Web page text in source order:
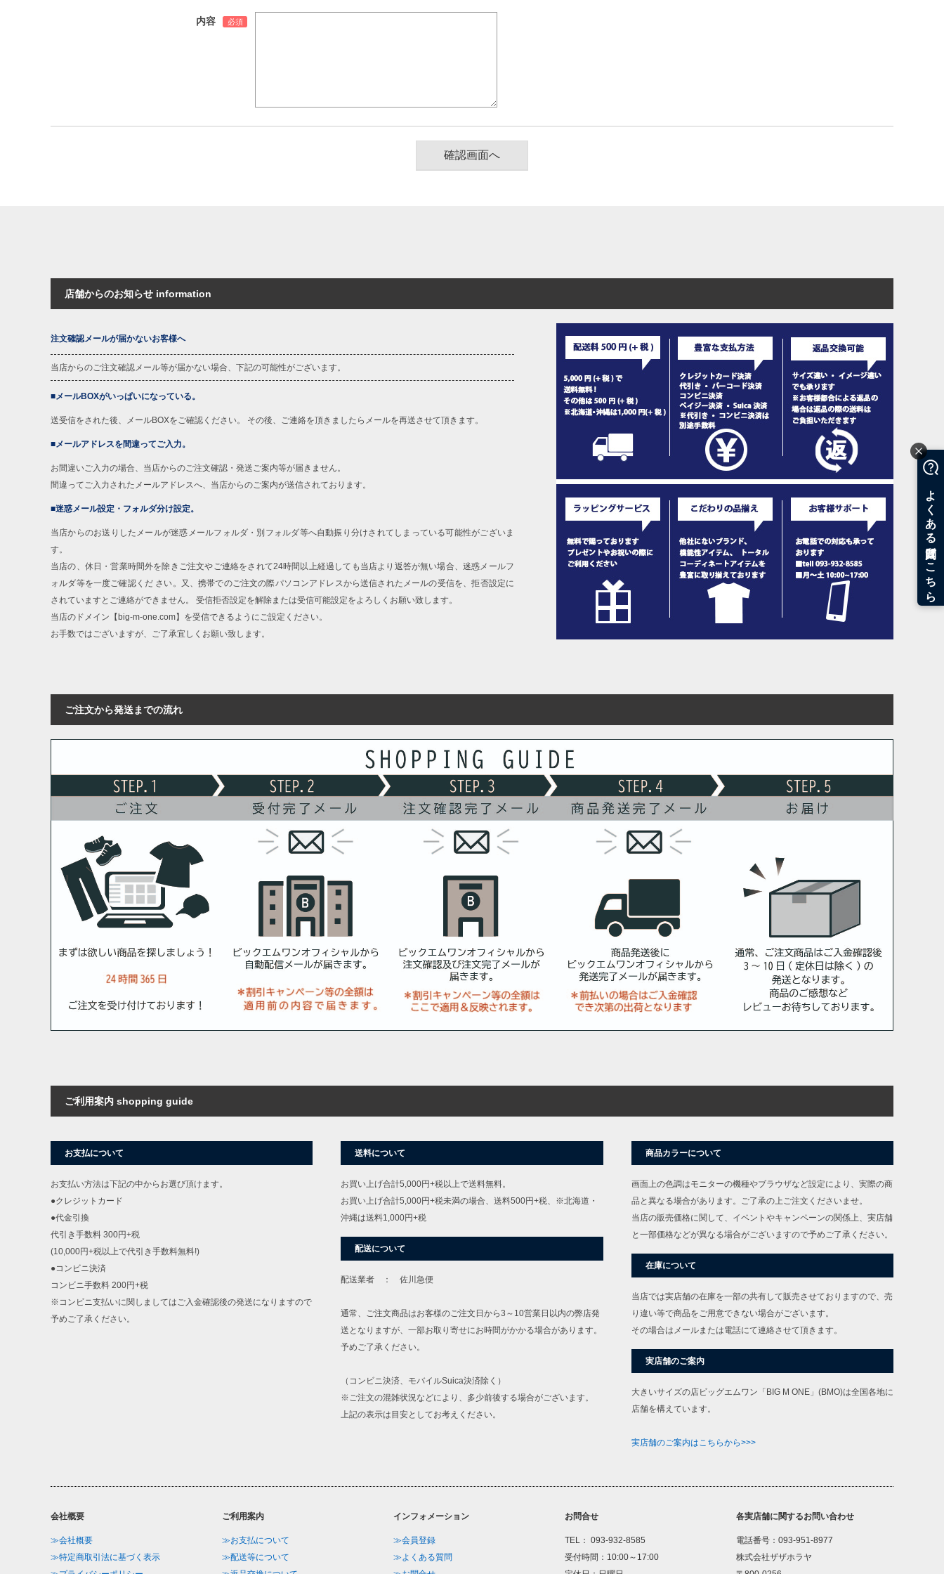
内容
店舗からのお知らせ information
注文確認メールが届かないお客様へ
当店からのご注文確認メール等が届かない場合、下記の可能性がございます。
■メールBOXがいっぱいになっている。
送受信をされた後、メールBOXをご確認ください。 その後、ご連絡を頂きましたらメールを再送させて頂きます。
■メールアドレスを間違ってご入力。
お間違いご入力の場合、当店からのご注文確認・発送ご案内等が届きません。
間違ってご入力されたメールアドレスへ、当店からのご案内が送信されております。
■迷惑メール設定・フォルダ分け設定。
当店からのお送りしたメールが迷惑メールフォルダ・別フォルダ等へ自動振り分けされてしまっている可能性がございま
す。
当店の、休日・営業時間外を除きご注文やご連絡をされて24時間以上経過しても当店より返答が無い場合、迷惑メールフ
ォルダ等を一度ご確認くだ さい。又、携帯でのご注文の際パソコンアドレスから送信されたメールの受信を、拒否設定に
されていますとご連絡ができません。 受信拒否設定を解除または受信可能設定をよろしくお願い致します。
当店のドメイン【big-m-one.com】を受信できるようにご設定ください。
お手数ではございますが、ご了承宜しくお願い致します。
ご注文から発送までの流れ
ご利用案内 shopping guide
お支払について
お支払い方法は下記の中からお選び頂けます。
●クレジットカード
●代金引換
代引き手数料 300円+税
(10,000円+税以上で代引き手数料無料!)
●コンビニ決済
コンビニ手数料 200円+税
※コンビニ支払いに関しましてはご入金確認後の発送になりますので
予めご了承ください。
送料について
お買い上げ合計5,000円+税以上で送料無料。
お買い上げ合計5,000円+税未満の場合、送料500円+税、※北海道・
沖縄は送料1,000円+税
配送について
配送業者 ： 佐川急便
通常、ご注文商品はお客様のご注文日から3～10営業日以内の弊店発
送となりますが、一部お取り寄せにお時間がかかる場合があります。
予めご了承ください。
（コンビニ決済、モバイルSuica決済除く）
※ご注文の混雑状況などにより、多少前後する場合がございます。
上記の表示は目安としてお考えください。
商品カラーについて
画面上の色調はモニターの機種やブラウザなど設定により、実際の商
品と異なる場合があります。ご了承の上ご注文くださいませ。
当店の販売価格に関して、イベントやキャンペーンの関係上、実店舗
と一部価格などが異なる場合がございますので予めご了承ください。
在庫について
当店では実店舗の在庫を一部の共有して販売させておりますので、売
り違い等で商品をご用意できない場合がございます。
その場合はメールまたは電話にて連絡させて頂きます。
実店舗のご案内
大きいサイズの店ビッグエムワン「BIG M ONE」(BMO)は全国各地に
店舗を構えています。
実店舗のご案内はこちらから>>>
会社概要
≫会社概要
≫特定商取引法に基づく表示
ご利用案内
≫お支払について
≫配送等について
インフォメーション
≫会員登録
≫よくある質問
お問合せ
TEL： 093-932-8585
受付時間：10:00～17:00
各実店舗に関するお問い合わせ
電話番号：093-951-8977
株式会社ザザホラヤ